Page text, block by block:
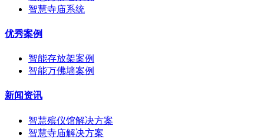
智慧寺庙系统
优秀案例
智能存放架案例
智能万佛墙案例
新闻资讯
智慧殡仪馆解决方案
智慧寺庙解决方案